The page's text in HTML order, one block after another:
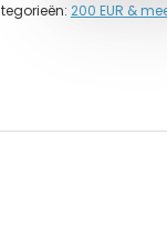
200 EUR &